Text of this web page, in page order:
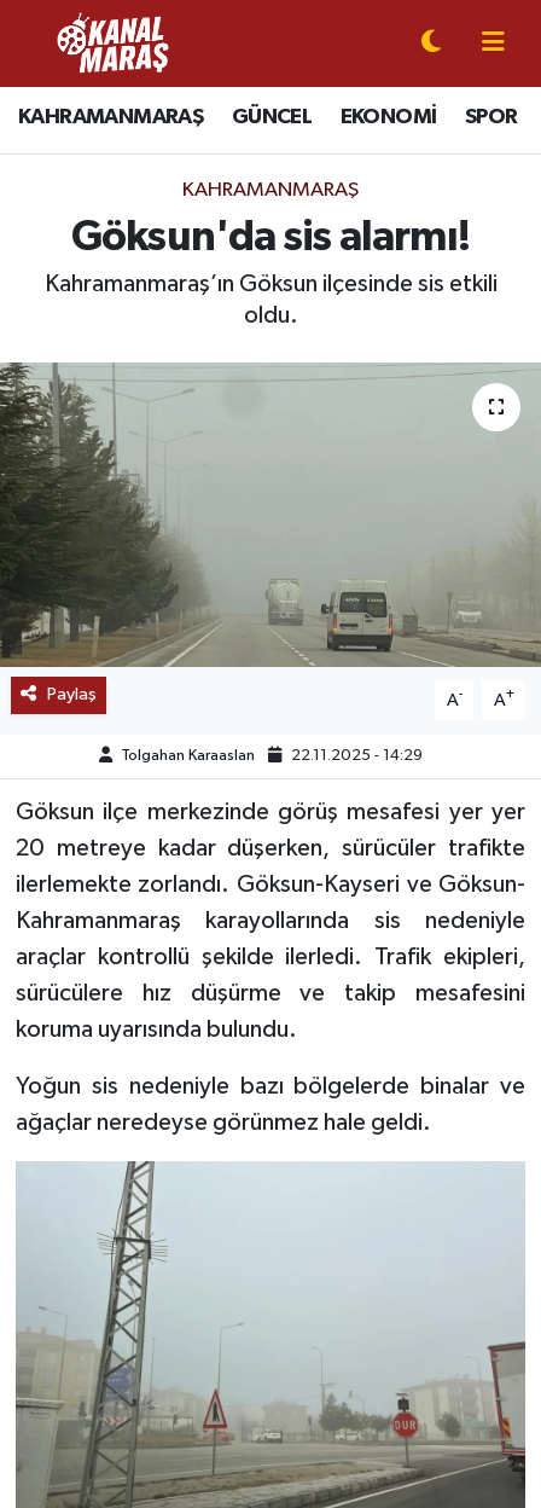
KAHRAMANMARAŞ GÜNCEL EKONOMİ SPOR
KAHRAMANMARAŞ
Göksun'da sis alarmı!
Kahramanmaraş’ın Göksun ilçesinde sis etkili
oldu.
Paylaş A- A+
Tolgahan Karaaslan 22.11.2025 - 14:29
Göksun ilçe merkezinde görüş mesafesi yer yer
20 metreye kadar düşerken, sürücüler trafikte
ilerlemekte zorlandı. Göksun-Kayseri ve Göksun-
Kahramanmaraş karayollarında sis nedeniyle
araçlar kontrollü şekilde ilerledi. Trafik ekipleri,
sürücülere hız düşürme ve takip mesafesini
koruma uyarısında bulundu.
Yoğun sis nedeniyle bazı bölgelerde binalar ve
ağaçlar neredeyse görünmez hale geldi.
CANLI YAYIN
KAHRAMANMARAŞ
SPOR
EKONOMİ
GÜNDEM
MAGAZİN
SAĞLIK
EĞİTİM
BÖLGE
KEŞFET
DÜNYA
TREND
OTOMOTİV
TEKNOLOJİ
YAŞAM
KÜLTÜR SANAT
Kahramanmaraş Nöbetçi Eczaneler
Kahramanmaraş Hava Durumu
Kahramanmaraş Namaz Vakitleri
Kahramanmaraş Trafik Yoğunluk Haritası
Tüm Manşetler
Son Dakika Haberleri
Haber Arşivi